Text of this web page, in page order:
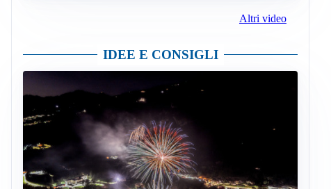
Altri video
IDEE E CONSIGLI